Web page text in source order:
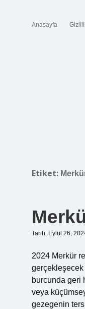
Anasayfa
Etiket:
Tarih: Eylül 26,
2024 Merkür
burcunda geri
veya
gezegenin